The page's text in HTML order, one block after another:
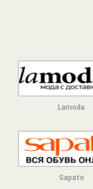
Lamoda
Sapato